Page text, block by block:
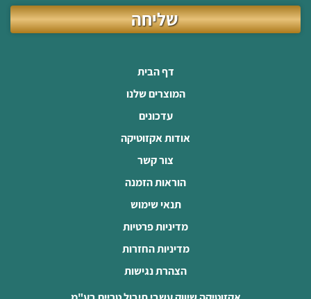
שליחה
דף הבית
המוצרים שלנו
עדכונים
אודות אקזוטיקה
צור קשר
הוראות הזמנה
תנאי שימוש
מדיניות פרטיות
מדיניות החזרות
הצהרת נגישות